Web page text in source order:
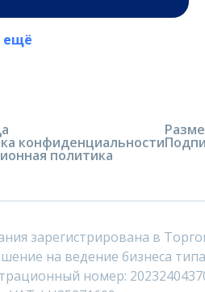
ещё
конфиденциальности
политика
зарегистрирована в
на ведение бизнеса
номер: